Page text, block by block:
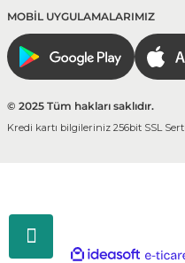
MOBİL UYGULAMALARIMIZ
© 2025 Tüm hakları saklıdır.
Kredi kartı bilgileriniz 256bit SSL
ideasoft